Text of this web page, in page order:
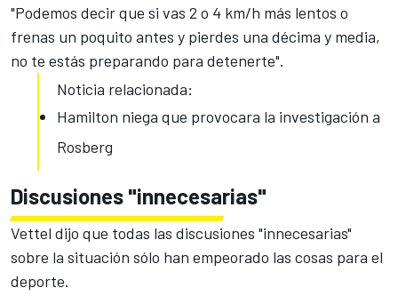
"Podemos decir que si vas 2 o 4 km/h más lentos o
frenas un poquito antes y pierdes una décima y media,
no te estás preparando para detenerte".
Noticia relacionada:
Hamilton niega que provocara la investigación a
Rosberg
Discusiones "innecesarias"
Vettel dijo que todas las discusiones "innecesarias"
sobre la situación sólo han empeorado las cosas para el
deporte.